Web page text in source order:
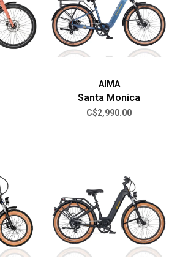
AIMA
Santa Monica
C$2,990.00